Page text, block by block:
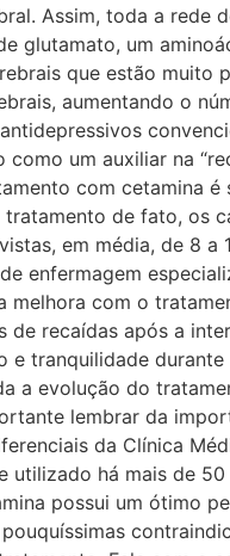
Assim, toda a rede
glutamato, um
que estão muito
aumentando o
um auxiliar na
com cetamina é
de fato, os
em média, de 8 a
enfermagem
com o
recaídas após a
e tranquilidade
a evolução do
lembrar da
da Clínica
há mais de 50
possui um ótimo